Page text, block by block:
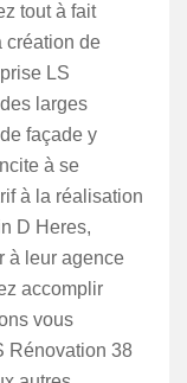
tout à fait
création de
LS
larges
façade y
à se
à la réalisation
D Heres,
à leur agence
accomplir
vous
Rénovation 38